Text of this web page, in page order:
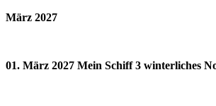
März 2027
01. März 2027 Mein Schiff 3 winterliches